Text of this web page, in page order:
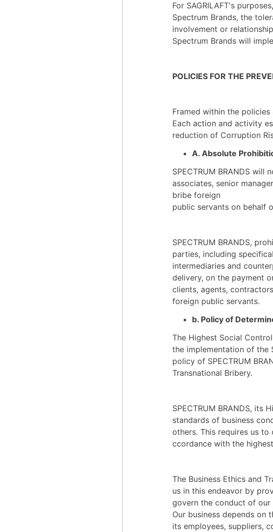
For SAGRILAFT's
Spectrum Brands, the
involvement or
Spectrum Brands will
POLICIES FOR THE
Framed within the
Each action and activity
reduction of Corruption
A. Absolute
SPECTRUM BRANDS
associates, senior
bribe foreign
public servants on behalf
SPECTRUM BRANDS,
parties, including
intermediaries and
delivery, on the payment
clients, agents,
foreign public servants.
b. Policy of
The Highest Social
the implementation of the
policy of SPECTRUM
Transnational Bribery.
SPECTRUM BRANDS,
standards of business
others. This requires us
ccordance with the
The Business Ethics and
us in this endeavor by
govern the conduct of our
Our business depends on
its employees, suppliers,